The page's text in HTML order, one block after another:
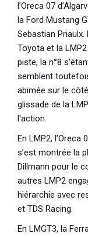
l’Oreca 07
la Ford Mustang
Sebastian
Toyota et la
piste, la n°8
semblent
abimée sur le
glissade de la
l'action.
En LMP2, l’Oreca
s’est montrée la
Dillmann pour le
autres LMP2
hiérarchie avec
et TDS Racing.
En LMGT3, la